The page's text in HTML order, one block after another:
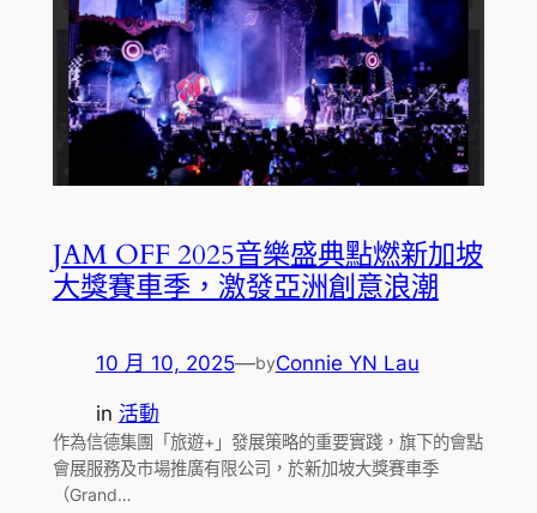
JAM OFF 2025音樂盛典點燃新加坡
大獎賽車季，激發亞洲創意浪潮
10 月 10, 2025—byConnie YN Lau
in 活動
作為信德集團「旅遊+」發展策略的重要實踐，旗下的會點
會展服務及市場推廣有限公司，於新加坡大獎賽車季
（Grand…